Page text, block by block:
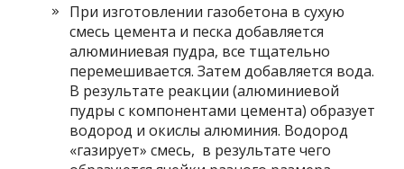
При изготовлении газобетона в сухую
смесь цемента и песка добавляется
алюминиевая пудра, все тщательно
перемешивается. Затем добавляется вода.
В результате реакции (алюминиевой
пудры с компонентами цемента) образует
водород и окислы алюминия. Водород
«газирует» смесь, в результате чего